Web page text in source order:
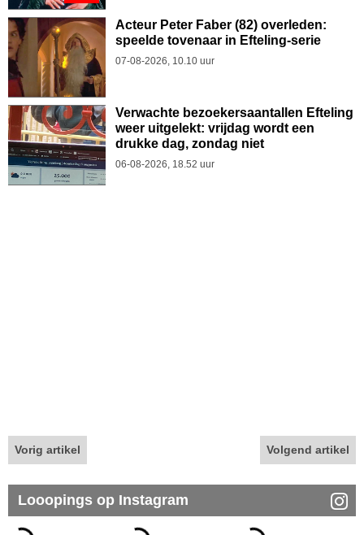
Acteur Peter Faber (82) overleden:
speelde tovenaar in Efteling-serie
07-08-2026, 10.10 uur
Verwachte bezoekersaantallen Efteling
weer uitgelekt: vrijdag wordt een
drukke dag, zondag niet
06-08-2026, 18.52 uur
Vorig artikel Volgend artikel
Looopings op Instagram